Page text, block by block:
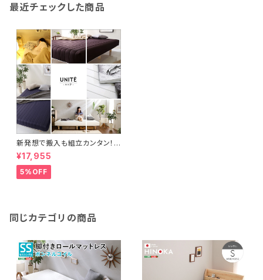
最近チェックした商品
新発想で搬入も組立カンタン！や
わらかな寝心地 脚付きロールマ
ットレス（ポケットコイルスプリン
グ)【Unite -Doux- -ユニテ・
ドゥ-】シングルサイズ
¥17,955
5%OFF
同じカテゴリの商品